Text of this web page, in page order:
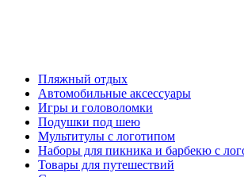
Пляжный отдых
Автомобильные аксессуары
Игры и головоломки
Подушки под шею
Мультитулы с логотипом
Наборы для пикника и барбекю с
Товары для путешествий